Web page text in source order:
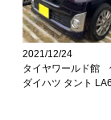
2021/12/24
タイヤワールド館
ダイハツ タント